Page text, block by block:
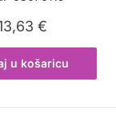
€
u košaricu